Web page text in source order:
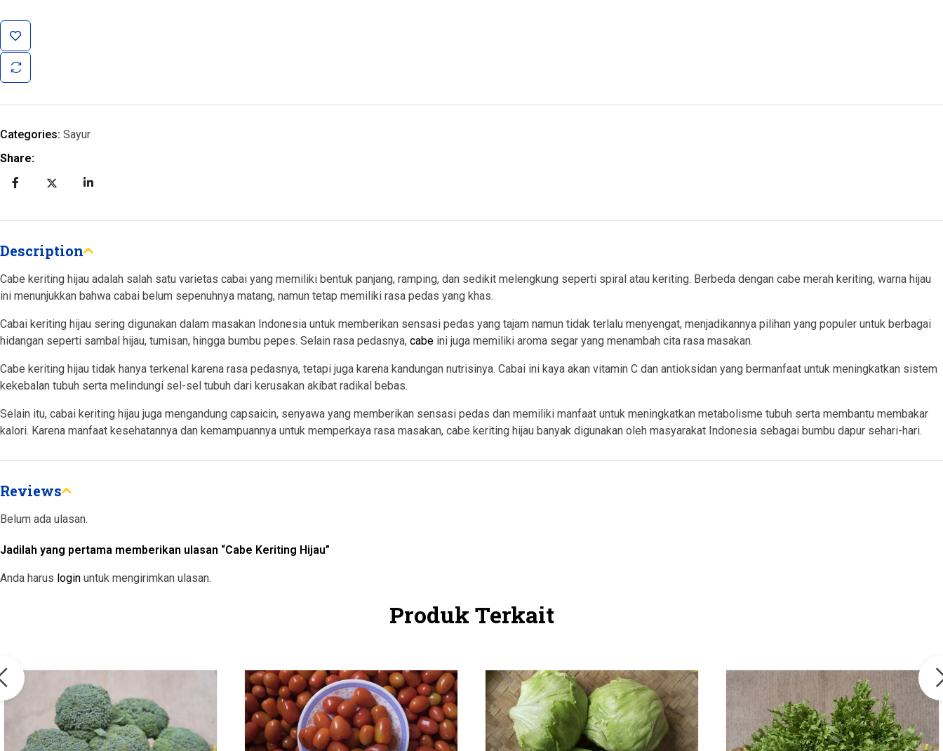
Categories: Sayur
Share:
Description
Cabe keriting hijau adalah salah satu varietas cabai yang memiliki bentuk panjang, ramping, dan sedikit melengkung seperti spiral atau keriting. Berbeda dengan cabe merah keriting, warna hijau
ini menunjukkan bahwa cabai belum sepenuhnya matang, namun tetap memiliki rasa pedas yang khas.
Cabai keriting hijau sering digunakan dalam masakan Indonesia untuk memberikan sensasi pedas yang tajam namun tidak terlalu menyengat, menjadikannya pilihan yang populer untuk berbagai
hidangan seperti sambal hijau, tumisan, hingga bumbu pepes. Selain rasa pedasnya, cabe ini juga memiliki aroma segar yang menambah cita rasa masakan.
Cabe keriting hijau tidak hanya terkenal karena rasa pedasnya, tetapi juga karena kandungan nutrisinya. Cabai ini kaya akan vitamin C dan antioksidan yang bermanfaat untuk meningkatkan sistem
kekebalan tubuh serta melindungi sel-sel tubuh dari kerusakan akibat radikal bebas.
Selain itu, cabai keriting hijau juga mengandung capsaicin, senyawa yang memberikan sensasi pedas dan memiliki manfaat untuk meningkatkan metabolisme tubuh serta membantu membakar
kalori. Karena manfaat kesehatannya dan kemampuannya untuk memperkaya rasa masakan, cabe keriting hijau banyak digunakan oleh masyarakat Indonesia sebagai bumbu dapur sehari-hari.
Reviews
Belum ada ulasan.
Jadilah yang pertama memberikan ulasan “Cabe Keriting Hijau”
Anda harus login untuk mengirimkan ulasan.
Produk Terkait